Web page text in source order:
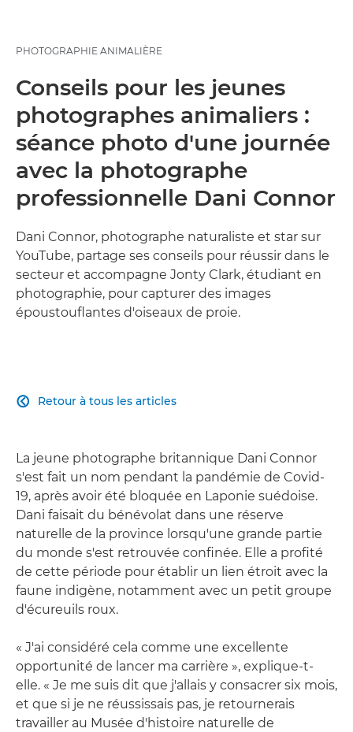
PHOTOGRAPHIE ANIMALIÈRE
Conseils pour les jeunes
photographes animaliers :
séance photo d'une journée
avec la photographe
professionnelle Dani Connor
Dani Connor, photographe naturaliste et star sur
YouTube, partage ses conseils pour réussir dans le
secteur et accompagne Jonty Clark, étudiant en
photographie, pour capturer des images
époustouflantes d'oiseaux de proie.
Retour à tous les articles

La jeune photographe britannique Dani Connor
s'est fait un nom pendant la pandémie de Covid-
19, après avoir été bloquée en Laponie suédoise.
Dani faisait du bénévolat dans une réserve
naturelle de la province lorsqu'une grande partie
du monde s'est retrouvée confinée. Elle a profité
de cette période pour établir un lien étroit avec la
faune indigène, notamment avec un petit groupe
d'écureuils roux.
« J'ai considéré cela comme une excellente
opportunité de lancer ma carrière », explique-t-
elle. « Je me suis dit que j'allais y consacrer six mois,
et que si je ne réussissais pas, je retournerais
travailler au Musée d'histoire naturelle de